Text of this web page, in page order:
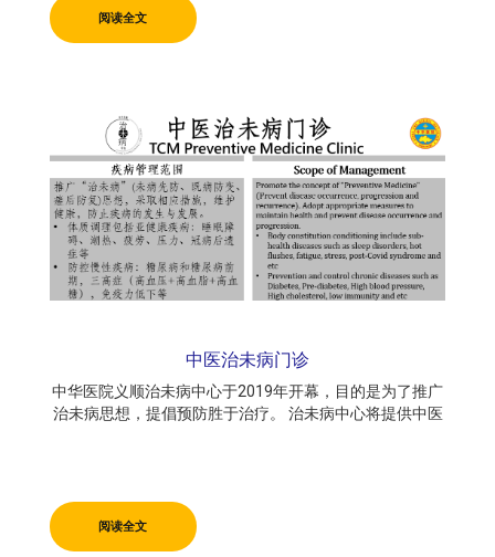
阅读全文
中医治未病门诊
中华医院义顺治未病中心于2019年开幕，目的是为了推广
治未病思想，提倡预防胜于治疗。 治未病中心将提供中医
阅读全文